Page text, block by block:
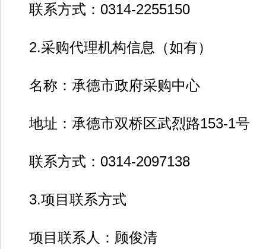
联系方式：0314-2255150
2.采购代理机构信息（如有）
名称：承德市政府采购中心
地址：承德市双桥区武烈路153-1号
联系方式：0314-2097138
3.项目联系方式
项目联系人：顾俊清